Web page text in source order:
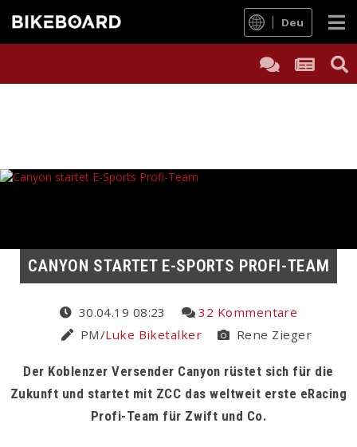
Deu
CANYON STARTET E-SPORTS PROFI-TEAM
30.04.19 08:23
32 Kommentare
PM/Luke Biketalker Rene Zieger
Der Koblenzer Versender Canyon rüstet sich für die
Zukunft und startet mit ZCC das weltweit erste eRacing
Profi-Team für Zwift und Co.